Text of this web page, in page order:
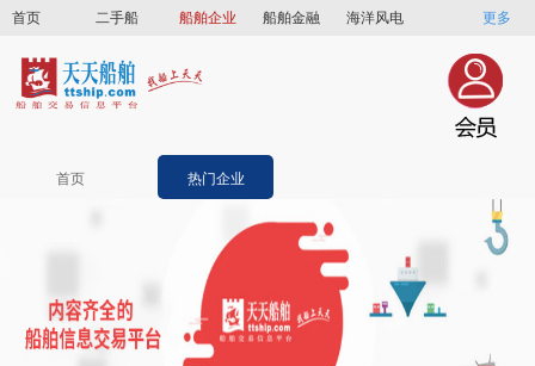
首页 二手船 船舶企业 船舶金融
海洋风电
更多
首页 热门企业